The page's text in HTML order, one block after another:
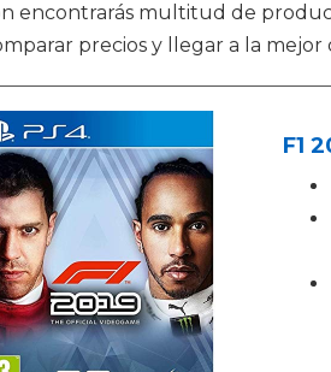
encontrarás multitud de
precios y llegar a la mejor
F1